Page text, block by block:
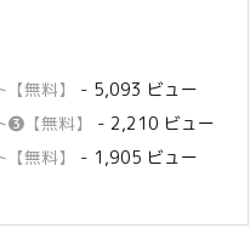
無料】
- 5,093 ビュー
❸【無料】
- 2,210 ビュー
無料】
- 1,905 ビュー